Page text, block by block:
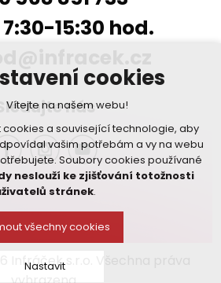
cookies
Vítejte na našem webu!
a související technologie, aby
vašim potřebám a vy na webu
Soubory cookies používané
neslouží ke zjišťování totožnosti
stránek.
všechny cookies
Nastavit
15:30 hod.
Sledujte nás
Infráček s.r.o. Všechna práva